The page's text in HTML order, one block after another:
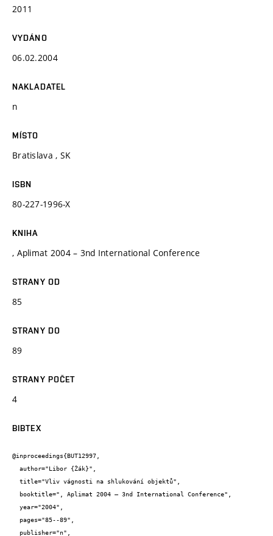
2011
VYDÁNO
06.02.2004
NAKLADATEL
n
MÍSTO
Bratislava , SK
ISBN
80-227-1996-X
KNIHA
, Aplimat 2004 – 3nd International Conference
STRANY OD
85
STRANY DO
89
STRANY POČET
4
BIBTEX
@inproceedings{BUT12997,